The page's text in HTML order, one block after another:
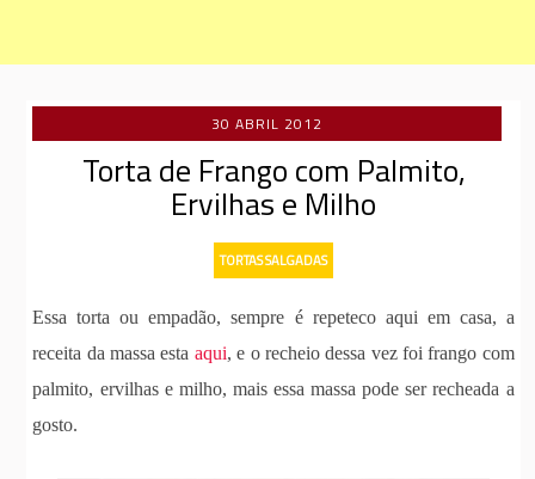
30 ABRIL 2012
Torta de Frango com Palmito,
Ervilhas e Milho
TORTAS SALGADAS
Essa torta ou empadão, sempre é repeteco aqui em casa, a
receita da massa esta aqui, e o recheio dessa vez foi frango com
palmito, ervilhas e milho, mais essa massa pode ser recheada a
gosto.